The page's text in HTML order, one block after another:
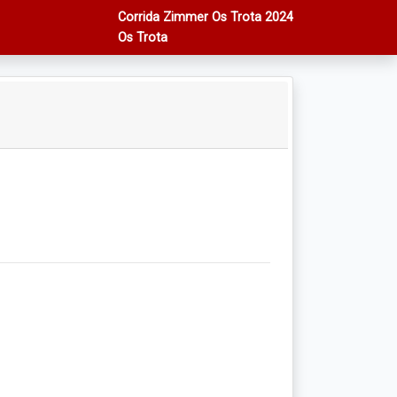
Corrida Zimmer Os Trota 2024
Os Trota